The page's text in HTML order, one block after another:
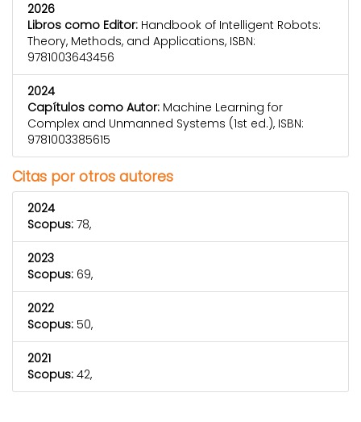
2026
Libros como Editor: Handbook of Intelligent Robots:
Theory, Methods, and Applications, ISBN:
9781003643456
2024
Capítulos como Autor: Machine Learning for
Complex and Unmanned Systems (1st ed.), ISBN:
9781003385615
Citas por otros autores
2024
Scopus: 78,
2023
Scopus: 69,
2022
Scopus: 50,
2021
Scopus: 42,